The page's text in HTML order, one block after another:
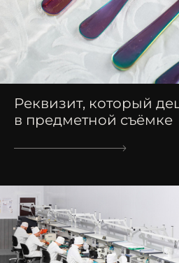
Реквизит, который
в предметной съёмке